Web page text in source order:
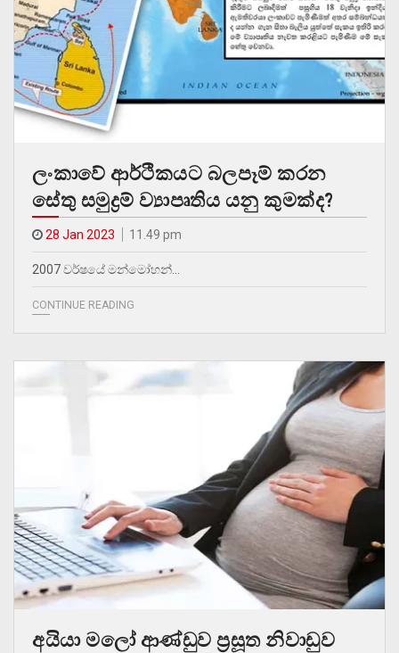
ලංකාවේ ආර්ථිකයට බලපෑම් කරන
සේතු සමුද්‍රම් ව්‍යාපෘතිය යනු කුමක්ද?
28 Jan 2023 11.49 pm
2007 වර්ෂයේ මන්මෝහන්…
CONTINUE READING
අයියා මලෝ ආණ්ඩුව ප්‍රසූත නිවාඩුව